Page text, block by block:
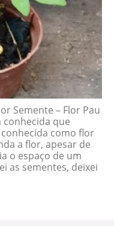
Semente – Flor Pau
conhecida que
como flor
a flor, apesar de
o espaço de um
as sementes, deixei